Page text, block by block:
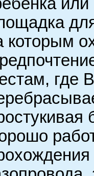
которым
где